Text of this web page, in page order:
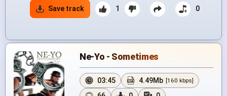
Save track 1 0
Ne-Yo - Sometimes
03:45 4.49Mb [160 kbps]